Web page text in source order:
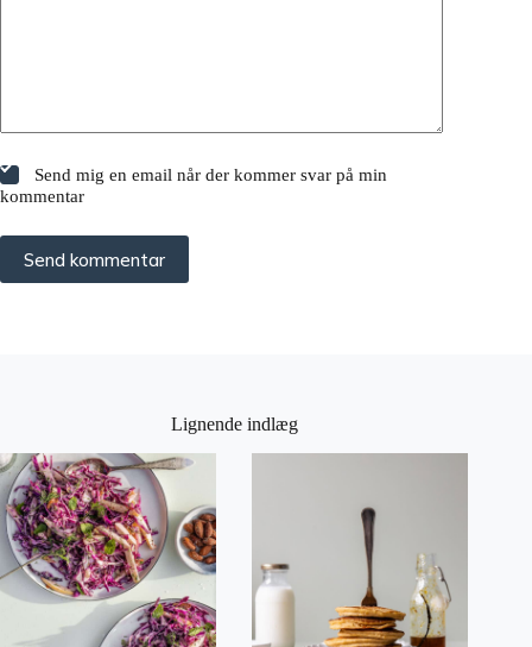
Send mig en email når der kommer svar på min
kommentar
Send kommentar
Lignende indlæg